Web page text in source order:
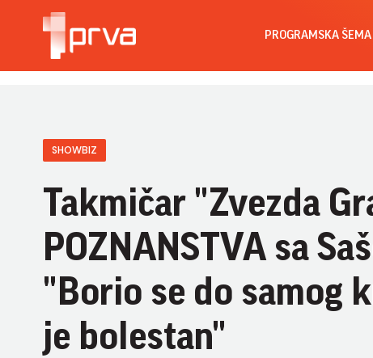
PROGRAMSKA ŠEMA
SHOWBIZ
Takmičar "Zvezda
POZNANSTVA sa
"Borio se do samog
je bolestan"